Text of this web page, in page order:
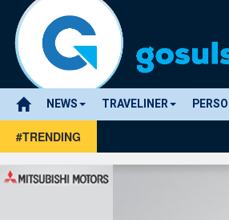
NEWS TRAVELINER
#TRENDING